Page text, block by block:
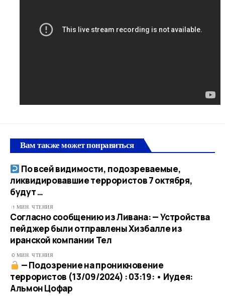
Вам также может понравиться
По всей видимости, подозреваемые,
ликвидировавшие террористов 7 октября,
будут …​
1 МИН. ЧТЕНИЯ
Согласно сообщению из Ливана: — Устройства
пейджер были отправлены Хизбалле из
иранской компании Тел
0 МИН. ЧТЕНИЯ
— Подозрение на проникновение
террористов (13/09/2024) : 03:19: • Иудея:
Альмон Цофар